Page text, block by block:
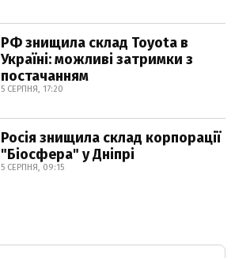
РФ знищила склад Toyota в
Україні: можливі затримки з
постачанням
5 СЕРПНЯ, 17:20
Росія знищила склад корпорації
"Біосфера" у Дніпрі
5 СЕРПНЯ, 09:15